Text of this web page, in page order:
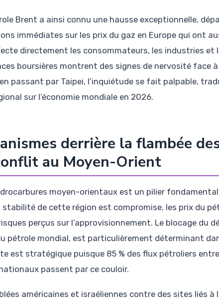
Brent a ainsi connu une hausse exceptionnelle,
immédiates sur les prix du gaz en Europe qui ont
directement les consommateurs, les industries et
boursières montrent des signes de nervosité face
passant par Taipei, l’inquiétude se fait palpable,
sur l’économie mondiale en 2026.
derrière la flambée
au Moyen-Orient
moyen-orientaux est un pilier
stabilité de cette région est compromise, les prix du
perçus sur l’approvisionnement. Le blocage du
pétrole mondial, est particulièrement déterminant
est stratégique puisque 85 % des flux pétroliers
passent par ce couloir.
américaines et israéliennes contre des sites liés à